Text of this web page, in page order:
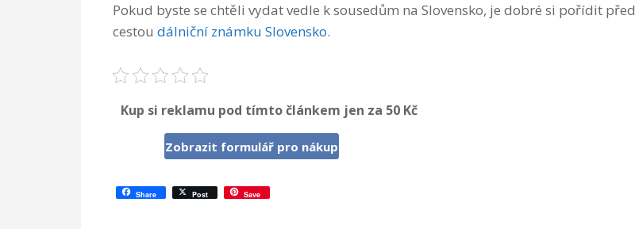
Pokud byste se chtěli vydat vedle k sousedům na Slovensko, je dobré si pořídit před
cestou dálniční známku Slovensko.
Kup si reklamu pod tímto článkem jen za 50 Kč
Zobrazit formulář pro nákup
Share Post Save